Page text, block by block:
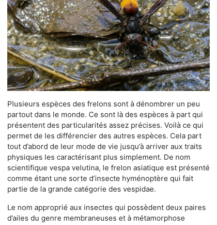
Plusieurs espèces des frelons sont à dénombrer un peu
partout dans le monde. Ce sont là des espèces à part qui
présentent des particularités assez précises. Voilà ce qui
permet de les différencier des autres espèces. Cela part
tout d’abord de leur mode de vie jusqu’à arriver aux traits
physiques les caractérisant plus simplement. De nom
scientifique vespa velutina, le frelon asiatique est présenté
comme étant une sorte d’insecte hyménoptère qui fait
partie de la grande catégorie des vespidae.
Le nom approprié aux insectes qui possèdent deux paires
d’ailes du genre membraneuses et à métamorphose